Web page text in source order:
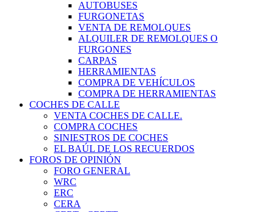
AUTOBUSES
FURGONETAS
VENTA DE REMOLQUES
ALQUILER DE REMOLQUES O
FURGONES
CARPAS
HERRAMIENTAS
COMPRA DE VEHÍCULOS
COMPRA DE HERRAMIENTAS
COCHES DE CALLE
VENTA COCHES DE CALLE.
COMPRA COCHES
SINIESTROS DE COCHES
EL BAÚL DE LOS RECUERDOS
FOROS DE OPINIÓN
FORO GENERAL
WRC
ERC
CERA